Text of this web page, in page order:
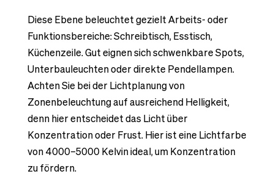
Diese Ebene beleuchtet gezielt Arbeits- oder
Funktionsbereiche: Schreibtisch, Esstisch,
Küchenzeile. Gut eignen sich schwenkbare Spots,
Unterbauleuchten oder direkte Pendellampen.
Achten Sie bei der Lichtplanung von
Zonenbeleuchtung auf ausreichend Helligkeit,
denn hier entscheidet das Licht über
Konzentration oder Frust. Hier ist eine Lichtfarbe
von 4000–5000 Kelvin ideal, um Konzentration
zu fördern.